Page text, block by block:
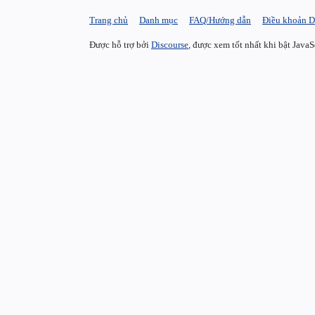
Trang chủ Danh mục FAQ/Hướng dẫn Điều khoản
Được hỗ trợ bởi Discourse, được xem tốt nhất khi bật